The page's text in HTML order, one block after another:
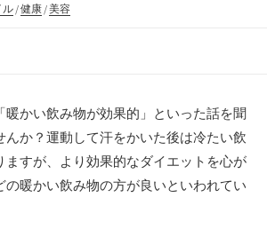
ル/健康 /美容
暖かい飲み物が効果的」といった話を聞
んか？運動して汗をかいた後は冷たい飲
ますが、より効果的なダイエットを心が
の暖かい飲み物の方が良いといわれてい